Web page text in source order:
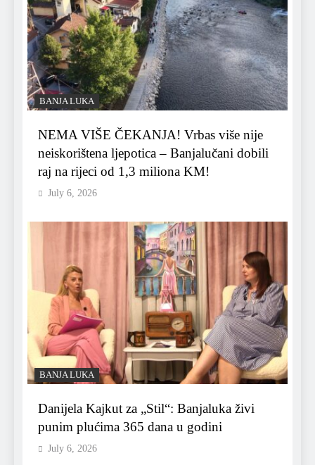
BANJA LUKA
NEMA VIŠE ČEKANJA! Vrbas više nije
neiskorištena ljepotica – Banjalučani dobili
raj na rijeci od 1,3 miliona KM!
July 6, 2026
BANJA LUKA
Danijela Kajkut za „Stil“: Banjaluka živi
punim plućima 365 dana u godini
July 6, 2026